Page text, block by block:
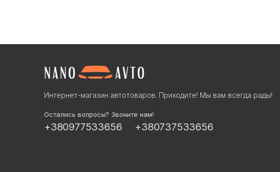
Интернет-магазин автотоваров. Приходите! Мы вам всегда рады!
Остались вопросы? Звоните нам!
+380977533656 +380737533656